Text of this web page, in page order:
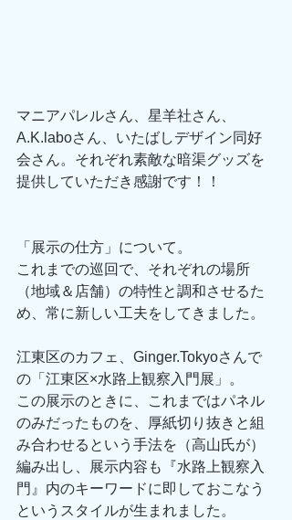
マニアパレルさん、星羊社さん、
A.K.laboさん、いたばしデザイン同好
会さん。それぞれ素敵な暗渠グッズを
提供していただき感謝です！！
「展示の仕方」について。
これまでの巡回で、それぞれの場所
（地域＆店舗）の特性と調和させるた
め、常に新しい工夫をしてきました。
江東区のカフェ、Ginger.Tokyoさんで
の「江東区×水路上観察入門展」。
この展示のときに、これまではパネル
のみだったものを、厚紙切り抜きと組
み合わせるという手法を（高山氏が）
編み出し、展示内容も『水路上観察入
門』内のキーワードに即しておこなう
というスタイルが生まれました。